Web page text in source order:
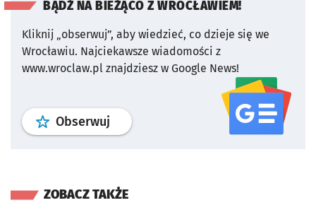
BĄDŹ NA BIEŻĄCO Z WROCŁAWIEM!
Kliknij „obserwuj”, aby wiedzieć, co dzieje się we
Wrocławiu. Najciekawsze wiadomości z
www.wroclaw.pl znajdziesz w Google News!
Obserwuj profil serwisu
ZOBACZ TAKŻE